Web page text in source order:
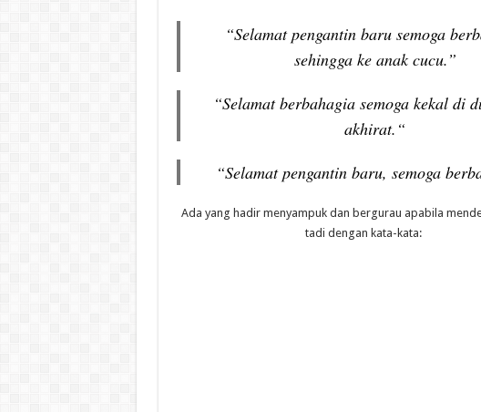
“Selamat pengantin baru semoga
sehingga ke anak cucu.”
“Selamat berbahagia semoga kekal di
akhirat.“
“Selamat pengantin baru, semoga
Ada yang hadir menyampuk dan bergurau apabila
tadi dengan kata-kata: